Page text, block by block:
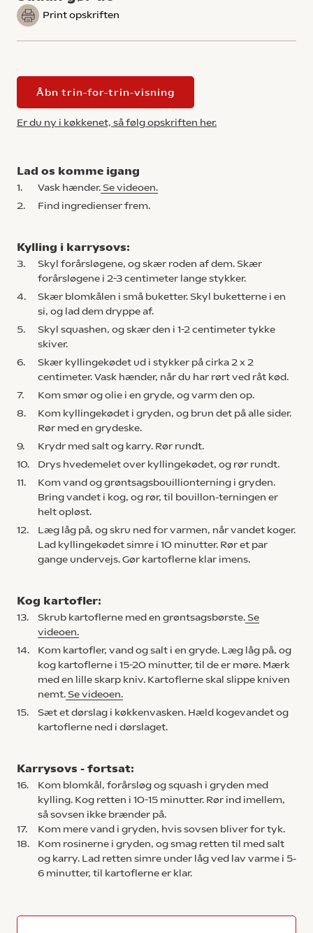
Print opskriften
Åbn trin-for-trin-visning
Er du ny i køkkenet, så følg opskriften her.
Lad os komme igang
1. Vask hænder. Se videoen.
2.
Find ingredienser frem.
Kylling i karrysovs:
3.
Skyl forårsløgene, og skær roden af dem. Skær
forårsløgene i 2-3 centimeter lange stykker.
4.
Skær blomkålen i små buketter. Skyl buketterne i en
si, og lad dem dryppe af.
5.
Skyl squashen, og skær den i 1-2 centimeter tykke
skiver.
6.
Skær kyllingekødet ud i stykker på cirka 2 x 2
centimeter. Vask hænder, når du har rørt ved råt kød.
7.
Kom smør og olie i en gryde, og varm den op.
8.
Kom kyllingekødet i gryden, og brun det på alle sider.
Rør med en grydeske.
9.
Krydr med salt og karry. Rør rundt.
10.
Drys hvedemelet over kyllingekødet, og rør rundt.
11.
Kom vand og grøntsagsbouillionterning i gryden.
Bring vandet i kog, og rør, til bouillon-terningen er
helt opløst.
12.
Læg låg på, og skru ned for varmen, når vandet koger.
Lad kyllingekødet simre i 10 minutter. Rør et par
gange undervejs. Gør kartoflerne klar imens.
Kog kartofler:
13. Skrub kartoflerne med en grøntsagsbørste. Se
videoen.
14.
Kom kartofler, vand og salt i en gryde. Læg låg på, og
kog kartoflerne i 15-20 minutter, til de er møre. Mærk
med en lille skarp kniv. Kartoflerne skal slippe kniven
nemt. Se videoen.
15.
Sæt et dørslag i køkkenvasken. Hæld kogevandet og
kartoflerne ned i dørslaget.
Karrysovs - fortsat:
16.
Kom blomkål, forårsløg og squash i gryden med
kylling. Kog retten i 10-15 minutter. Rør ind imellem,
så sovsen ikke brænder på.
17.
Kom mere vand i gryden, hvis sovsen bliver for tyk.
18.
Kom rosinerne i gryden, og smag retten til med salt
og karry. Lad retten simre under låg ved lav varme i 5-
6 minutter, til kartoflerne er klar.